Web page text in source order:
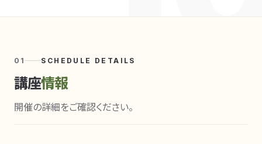
01 SCHEDULE DETAILS
講座情報
開催の詳細をご確認ください。